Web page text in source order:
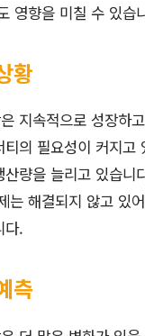
영향을 미칠 수 있습
황
지속적으로 성장하
의 필요성이 커지고
량을 늘리고 있습니
는 해결되지 않고 있
다.
측